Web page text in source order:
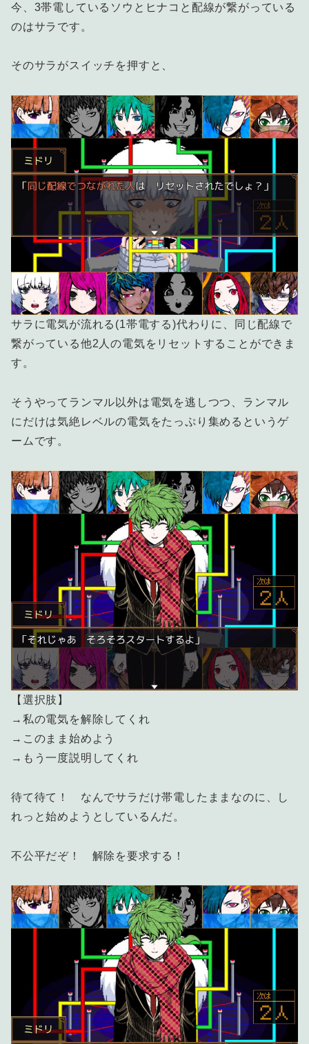
今、3帯電しているソウとヒナコと配線が繋がっている
のはサラです。
そのサラがスイッチを押すと、
サラに電気が流れる(1帯電する)代わりに、同じ配線で
繋がっている他2人の電気をリセットすることができま
す。
そうやってランマル以外は電気を逃しつつ、ランマル
にだけは気絶レベルの電気をたっぷり集めるというゲ
ームです。
【選択肢】
→私の電気を解除してくれ
→このまま始めよう
→もう一度説明してくれ
待て待て！ なんでサラだけ帯電したままなのに、し
れっと始めようとしているんだ。
不公平だぞ！ 解除を要求する！